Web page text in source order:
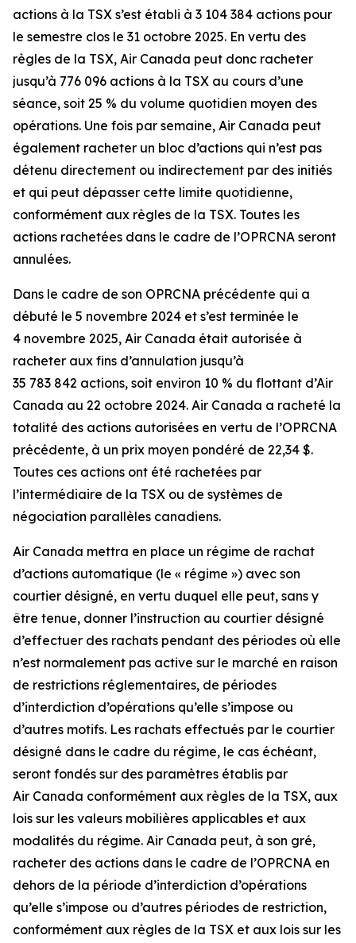
actions à la TSX s’est établi à 3 104 384 actions pour
le semestre clos le 31 octobre 2025. En vertu des
règles de la TSX, Air Canada peut donc racheter
jusqu’à 776 096 actions à la TSX au cours d’une
séance, soit 25 % du volume quotidien moyen des
opérations. Une fois par semaine, Air Canada peut
également racheter un bloc d’actions qui n’est pas
détenu directement ou indirectement par des initiés
et qui peut dépasser cette limite quotidienne,
conformément aux règles de la TSX. Toutes les
actions rachetées dans le cadre de l’OPRCNA seront
annulées.
Dans le cadre de son OPRCNA précédente qui a
débuté le 5 novembre 2024 et s’est terminée le
4 novembre 2025, Air Canada était autorisée à
racheter aux fins d’annulation jusqu’à
35 783 842 actions, soit environ 10 % du flottant d’Air
Canada au 22 octobre 2024. Air Canada a racheté la
totalité des actions autorisées en vertu de l’OPRCNA
précédente, à un prix moyen pondéré de 22,34 $.
Toutes ces actions ont été rachetées par
l’intermédiaire de la TSX ou de systèmes de
négociation parallèles canadiens.
Air Canada mettra en place un régime de rachat
d’actions automatique (le « régime ») avec son
courtier désigné, en vertu duquel elle peut, sans y
être tenue, donner l’instruction au courtier désigné
d’effectuer des rachats pendant des périodes où elle
n’est normalement pas active sur le marché en raison
de restrictions réglementaires, de périodes
d’interdiction d’opérations qu’elle s’impose ou
d’autres motifs. Les rachats effectués par le courtier
désigné dans le cadre du régime, le cas échéant,
seront fondés sur des paramètres établis par
Air Canada conformément aux règles de la TSX, aux
lois sur les valeurs mobilières applicables et aux
modalités du régime. Air Canada peut, à son gré,
racheter des actions dans le cadre de l’OPRCNA en
dehors de la période d’interdiction d’opérations
qu’elle s’impose ou d’autres périodes de restriction,
conformément aux règles de la TSX et aux lois sur les